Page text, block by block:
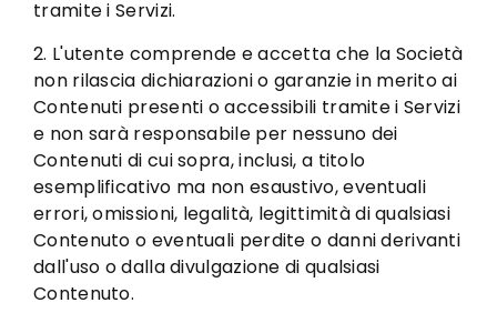
tramite i Servizi.
2. L'utente comprende e accetta che la Società
non rilascia dichiarazioni o garanzie in merito ai
Contenuti presenti o accessibili tramite i Servizi
e non sarà responsabile per nessuno dei
Contenuti di cui sopra, inclusi, a titolo
esemplificativo ma non esaustivo, eventuali
errori, omissioni, legalità, legittimità di qualsiasi
Contenuto o eventuali perdite o danni derivanti
dall'uso o dalla divulgazione di qualsiasi
Contenuto.